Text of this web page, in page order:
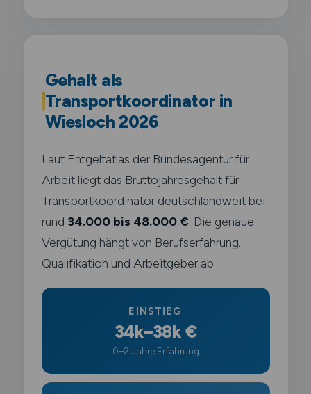
Gehalt als
Transportkoordinator in
Wiesloch 2026
Laut Entgeltatlas der Bundesagentur für
Arbeit liegt das Bruttojahresgehalt für
Transportkoordinator deutschlandweit bei
rund 34.000 bis 48.000 €. Die genaue
Vergütung hängt von Berufserfahrung.
Qualifikation und Arbeitgeber ab.
EINSTIEG
34k–38k €
0–2 Jahre Erfahrung